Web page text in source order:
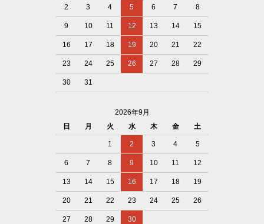
2 3 4 5 6 7 8
9 10 11 12 13 14 15
16 17 18 19 20 21 22
23 24 25 26 27 28 29
30 31
2026年9月
日
月 火 水 木 金 土
1 2 3 4 5
6 7 8 9 10 11 12
13 14 15 16 17 18 19
20 21 22 23 24 25 26
27 28 29 30